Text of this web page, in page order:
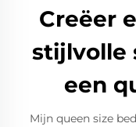
Creëer
stijlvolle
een
Mijn queen size